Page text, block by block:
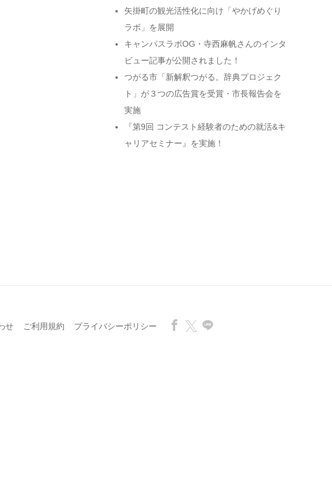
矢掛町の観光活性化に向け「やかげめぐり
ラボ」を展開
キャンパスラボOG・寺西麻帆さんのインタ
ビュー記事が公開されました！
つがる市「新解釈つがる。辞典プロジェク
ト」が３つの広告賞を受賞・市長報告会を
実施
『第9回 コンテスト経験者のための就活&キ
ャリアセミナー』を実施！
せ ご利用規約 プライバシーポリシー